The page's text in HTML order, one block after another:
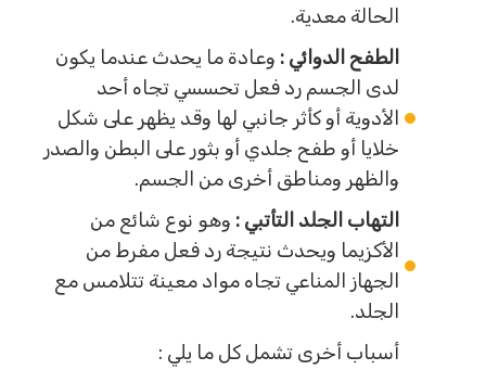
الحالة معدية.
الطفح الدوائي : وعادة ما يحدث عندما يكون
لدى الجسم رد فعل تحسسي تجاه أحد
الأدوية أو كأثر جانبي لها وقد يظهر على شكل
خلايا أو طفح جلدي أو بثور على البطن والصدر
والظهر ومناطق أخرى من الجسم.
التهاب الجلد التأتبي : وهو نوع شائع من
الأكزيما ويحدث نتيجة رد فعل مفرط من
الجهاز المناعي تجاه مواد معينة تتلامس مع
الجلد.
أسباب أخرى تشمل كل ما يلي :